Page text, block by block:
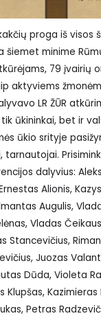
proga iš visos
šiemet minime
79 įvairių
aktyviems
LR ŽŪR
ūkininkai, bet ir
ūkio srityje
dalyvius:
Alionis,
Augulis,
Vladas
Stancevičius,
Juozas
Dūda, Violeta
Klupšas, Kazimieras
Petras